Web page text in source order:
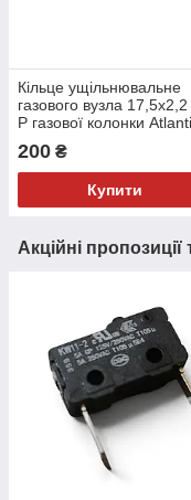
Кільце ущільнювальне
газового вузла 17,5х2,2
P газової колонки
200 ₴
Купити
Акційні